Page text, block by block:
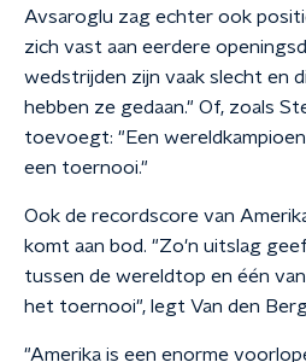
Avsaroglu zag echter ook
zich vast aan eerdere
wedstrijden zijn vaak slecht en
hebben ze gedaan." Of, zoals
toevoegt: "Een
een toernooi."
Ook de recordscore van
komt aan bod. "Zo'n uitslag
tussen de wereldtop en één
het toernooi", legt Van den
"Amerika is een enorme